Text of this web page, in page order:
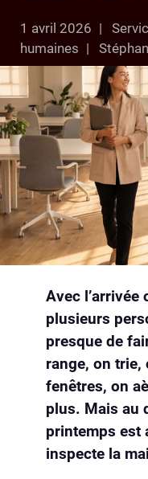
1 avril 2026
humaines
Avec
plusieurs
presque de
range, on trie,
fenêtres, on
plus. Mais au
printemps est
inspecte la